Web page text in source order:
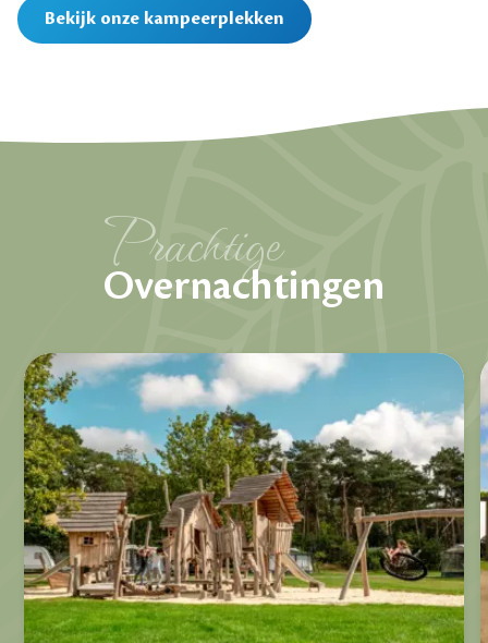
Bekijk onze kampeerplekken
Prachtige
Overnachtingen